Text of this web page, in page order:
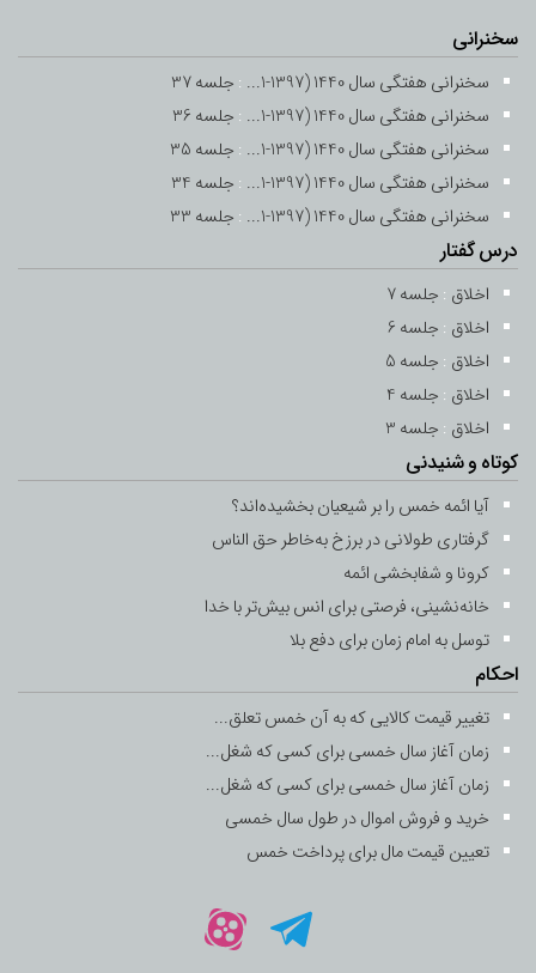
سخنرانی
سخنرانی هفتگی سال 1440 (1397-1... : جلسه 37
سخنرانی هفتگی سال 1440 (1397-1...
: جلسه 36
سخنرانی هفتگی سال 1440 (1397-1...
: جلسه 35
سخنرانی هفتگی سال 1440 (1397-1...
: جلسه 34
سخنرانی هفتگی سال 1440 (1397-1...
: جلسه 33
درس گفتار
اخلاق : جلسه 7
اخلاق : جلسه 6
اخلاق : جلسه 5
اخلاق : جلسه 4
اخلاق : جلسه 3
کوتاه و شنیدنی
آیا ائمه خمس را بر شیعیان بخشیده‌اند؟
گرفتاری طولانی در برزخ به‌خاطر حق ‌الناس
کرونا و شفابخشی ائمه
خانه‌نشینی، فرصتی برای انس بیش‌تر با خدا
توسل به امام زمان برای دفع بلا
احکام
تغییر قیمت کالایی که به آن خمس تعلق...
زمان آغاز سال خمسی برای کسی که شغل...
زمان آغاز سال خمسی برای کسی که شغل...
خرید و فروش اموال در طول سال خمسی
تعیین قیمت مال برای پرداخت خمس